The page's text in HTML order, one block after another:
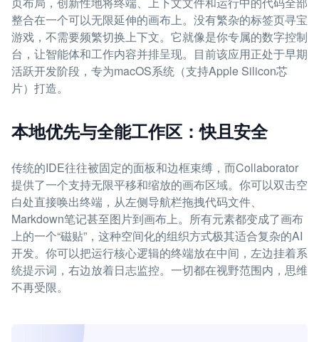
整合在一个可以无限延伸的画布上。没有繁杂的标签页寻宝
游戏，不需要频繁切换上下文。它就像是你专属的数字控制
台，让智能体和工作内容并排呈现。目前该应用正处于早期
活跃开发阶段，专为macOS系统（支持Apple Silicon芯
片）打造。
本地优先与全能工作区：快且安全
传统的IDE往往被固定的面板和边框束缚，而Collaborator
提供了一个支持无限平移和缩放的画布区域。你可以双击空
白处直接唤出终端，从左侧导航栏拖拽代码文件、
Markdown笔记甚至图片到画布上。所有元素都变成了画布
上的一个“磁贴”，这种空间化的组织方式极其适合复杂的AI
开发。你可以把运行核心逻辑的终端放在中间，左边挂着系
统提示词，右边放着日志监控。一切都在视野范围内，思维
不再受限。